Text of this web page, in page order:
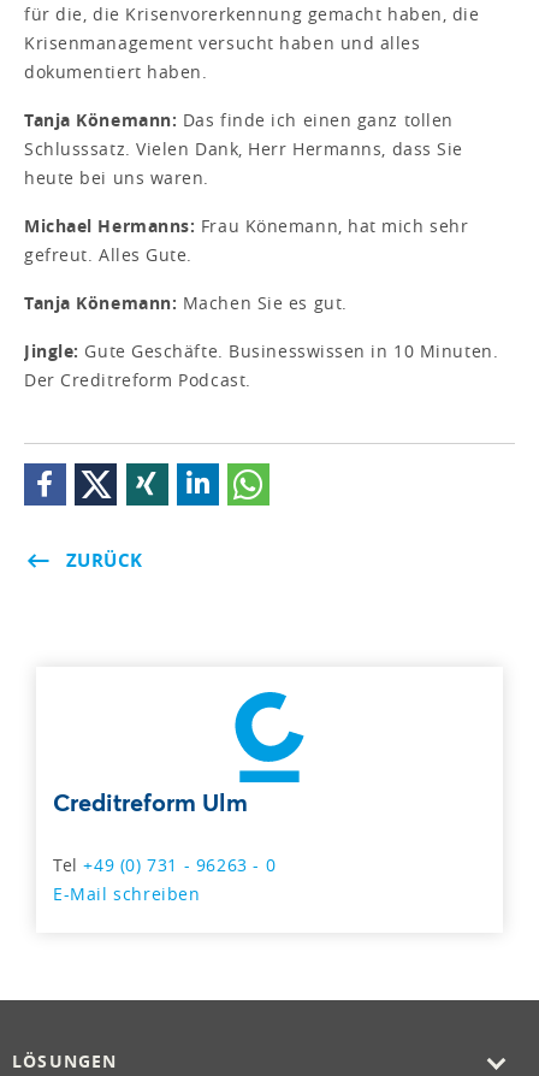
für die, die Krisenvorerkennung gemacht haben, die
Krisenmanagement versucht haben und alles
dokumentiert haben.
Tanja Könemann: Das finde ich einen ganz tollen
Schlusssatz. Vielen Dank, Herr Hermanns, dass Sie
heute bei uns waren.
Michael Hermanns: Frau Könemann, hat mich sehr
gefreut. Alles Gute.
Tanja Könemann: Machen Sie es gut.
Jingle: Gute Geschäfte. Businesswissen in 10 Minuten.
Der Creditreform Podcast.
ZURÜCK
Creditreform Ulm
Tel+49 (0) 731 - 96263 - 0
E-Mail schreiben
LÖSUNGEN